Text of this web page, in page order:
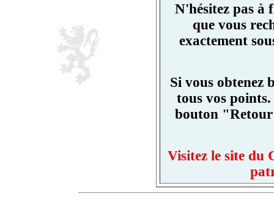
N'hésitez pas à
que vous
exactement
Si vous obtenez
tous vos
bouton
Visitez le site du